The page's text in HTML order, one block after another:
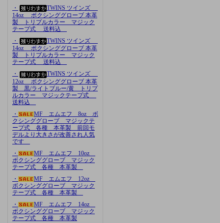
・
TWINS ツインズ
14oz ボクシンググローブ 本革
製 トリプルカラー マジック
テープ式 送料込
・
TWINS ツインズ
14oz ボクシンググローブ 本革
製 トリプルカラー マジック
テープ式 送料込
・
TWINS ツインズ
12oz ボクシンググローブ 本革
製 黒/ライトブルー/黄 トリプ
ルカラー マジックテープ式
送料込
・
MF エムエフ 8oz ボ
クシンググローブ マジックテ
ープ式 各種 本革製 前回モ
デルより大きさが改善され人気
です
・
MF エムエフ 10oz
ボクシンググローブ マジック
テープ式 各種 本革製
・
MF エムエフ 12oz
ボクシンググローブ マジック
テープ式 各種 本革製
・
MF エムエフ 14oz
ボクシンググローブ マジック
テープ式 各種 本革製